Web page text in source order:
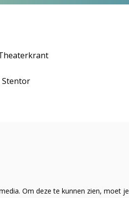
Stentor
Om deze te kunnen zien, moet je